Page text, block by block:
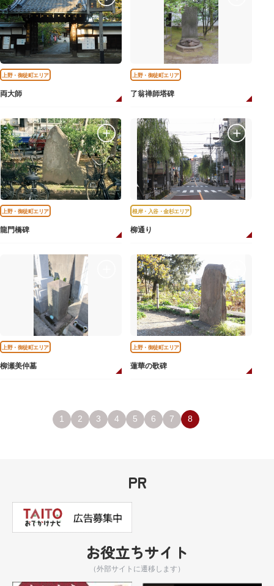
上野・御徒町エリア
両大師
上野・御徒町エリア
了翁禅師塔碑
上野・御徒町エリア
龍門橋碑
根岸・入谷・金杉エリア
柳通り
上野・御徒町エリア
柳瀬美仲墓
上野・御徒町エリア
蓮華の歌碑
1 2 3 4 5 6 7 8
PR
お役立ちサイト
（外部サイトに遷移します）